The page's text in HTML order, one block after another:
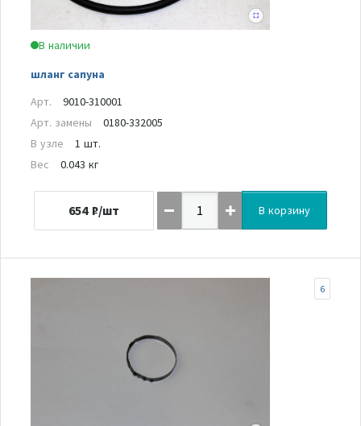
В наличии
шланг сапуна
Арт.
9010-310001
Арт. замены
0180-332005
В узле
1 шт.
Вес
0.043 кг
654 ₽/шт В корзину
6